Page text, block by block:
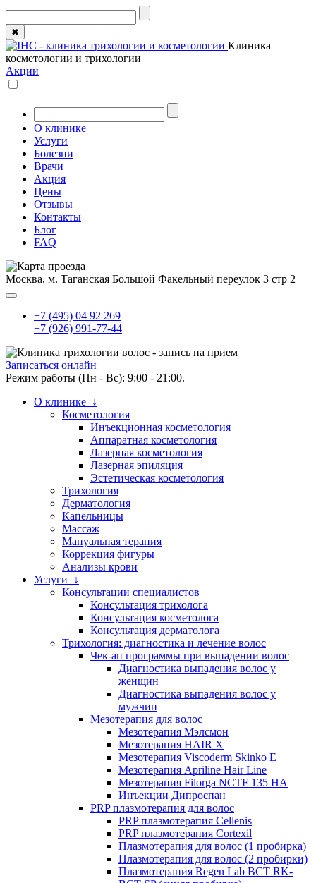
✖
Клиника
косметологии и трихологии
Акции
О клинике
Услуги
Болезни
Врачи
Акция
Цены
Отзывы
Контакты
Блог
FAQ
Москва, м. Таганская Большой Факельный переулок 3 стр 2
+7 (495) 04 92 269
+7 (926) 991-77-44
Записаться онлайн
Режим работы (Пн - Вс): 9:00 - 21:00.
О клинике ↓
Косметология
Инъекционная косметология
Аппаратная косметология
Лазерная косметология
Лазерная эпиляция
Эстетическая косметология
Трихология
Дерматология
Капельницы
Массаж
Мануальная терапия
Коррекция фигуры
Анализы крови
Услуги ↓
Консультации специалистов
Консультация трихолога
Консультация косметолога
Консультация дерматолога
Трихология: диагностика и лечение волос
Чек-ап программы при выпадении волос
Диагностика выпадения волос у
женщин
Диагностика выпадения волос у
мужчин
Мезотерапия для волос
Мезотерапия Мэлсмон
Мезотерапия HAIR X
Мезотерапия Viscoderm Skinko E
Мезотерапия Apriline Hair Line
Мезотерапия Filorga NCTF 135 HA
Инъекции Дипроспан
PRP плазмотерапия для волос
PRP плазмотерапия Cellenis
PRP плазмотерапия Cortexil
Плазмотерапия для волос (1 пробирка)
Плазмотерапия для волос (2 пробирки)
Плазмотерапия Regen Lab BCT RK-